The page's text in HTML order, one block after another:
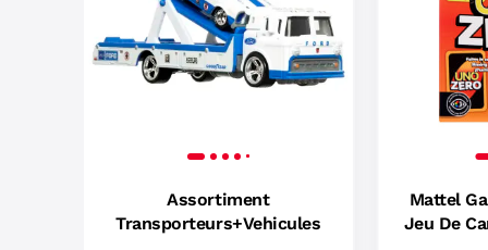
Assortiment
Transporteurs+Vehicules
Mattel
Jeu De